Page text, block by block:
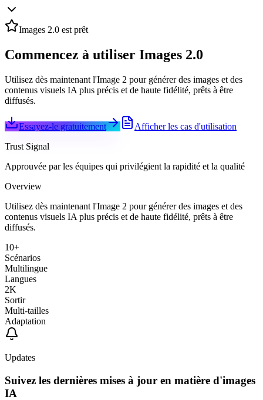
Images 2.0 est prêt
Commencez à utiliser Images 2.0
Utilisez dès maintenant l'Image 2 pour générer des images et des
contenus visuels IA plus précis et de haute fidélité, prêts à être
diffusés.
Essayez-le gratuitement
Afficher les cas d'utilisation
Trust Signal
Approuvée par les équipes qui privilégient la rapidité et la qualité
Overview
Utilisez dès maintenant l'Image 2 pour générer des images et des
contenus visuels IA plus précis et de haute fidélité, prêts à être
diffusés.
10+
Scénarios
Multilingue
Langues
2K
Sortir
Multi-tailles
Adaptation
Updates
Suivez les dernières mises à jour en matière d'images
IA